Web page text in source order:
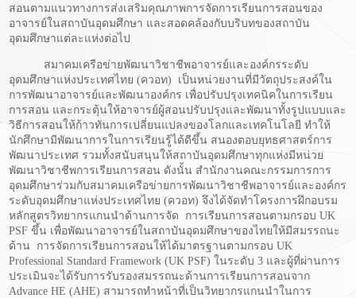
สอนตามแนวทางการส่งเสริมคุณภาพการจัดการเรียนการสอนของ
อาจารย์ในสถาบันอุดมศึกษา และสอดคล้องกับบริบทของสถาบัน
อุดมศึกษาแต่ละแห่งต่อไป
สมาคมเครือข่ายพัฒนาวิชาชีพอาจารย์และองค์กรระดับ
อุดมศึกษาแห่งประเทศไทย (ควอท) เป็นหน่วยงานที่มีวัตถุประสงค์ใน
การพัฒนาอาจารย์และพัฒนาองค์กร เพื่อปรับปรุงเทคนิคในการเรียน
การสอน และกระตุ้นให้อาจารย์ผู้สอนปรับปรุงและพัฒนาทั้งรูปแบบและ
วิธีการสอนให้ก้าวทันการเปลี่ยนแปลงของโลกและเทคโนโลยี ทำให้
นักศึกษามีพัฒนาการในการเรียนรู้ได้ดีขึ้น สนองตอบยุทธศาสตร์การ
พัฒนาประเทศ รวมทั้งสนับสนุนให้สถาบันอุดมศึกษาทุกแห่งมีหน่วย
พัฒนาวิชาชีพการเรียนการสอน ดังนั้น สำนักงานคณะกรรมการการ
อุดมศึกษาร่วมกับสมาคมเครือข่ายการพัฒนาวิชาชีพอาจารย์และองค์กร
ระดับอุดมศึกษาแห่งประเทศไทย (ควอท) จึงได้จัดทำโครงการฝึกอบรม
หลักสูตรวิทยากรแกนนำด้านการจัด การเรียนการสอนตามกรอบ UK
PSF ขึ้น เพื่อพัฒนาอาจารย์ในสถาบันอุดมศึกษาของไทยให้มีสมรรถนะ
ด้าน การจัดการเรียนการสอนให้ได้มาตรฐานตามกรอบ UK
Professional Standard Framework (UK PSF) ในระดับ 3 และผู้ที่ผ่านการ
ประเมินจะได้รับการรับรองสมรรถนะด้านการเรียนการสอนจาก
Advance HE (AHE) สามารถทำหน้าที่เป็นวิทยากรแกนนำในการ